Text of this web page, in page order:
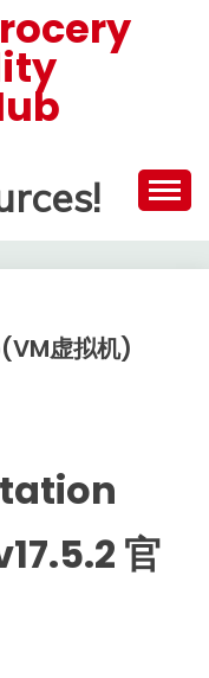
虚拟机)
官